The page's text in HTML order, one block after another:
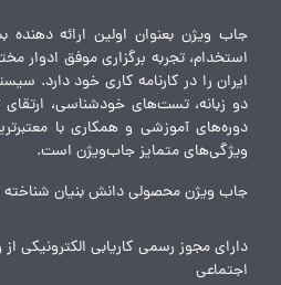
جاب ویژن بعنوان اولین ارائه
استخدام، تجربه برگزاری موفق ادوار
ایران را در کارنامه کاری خود دارد.
دو زبانه، تست‌های خودشناسی،
دوره‌های آموزشی و همکاری با
ویژگی‌های متمایز جاب‌ویژن است.
جاب ویژن محصولی دانش بنیان
دارای مجوز رسمی کاریابی الکترونیکی از
اجتماعی